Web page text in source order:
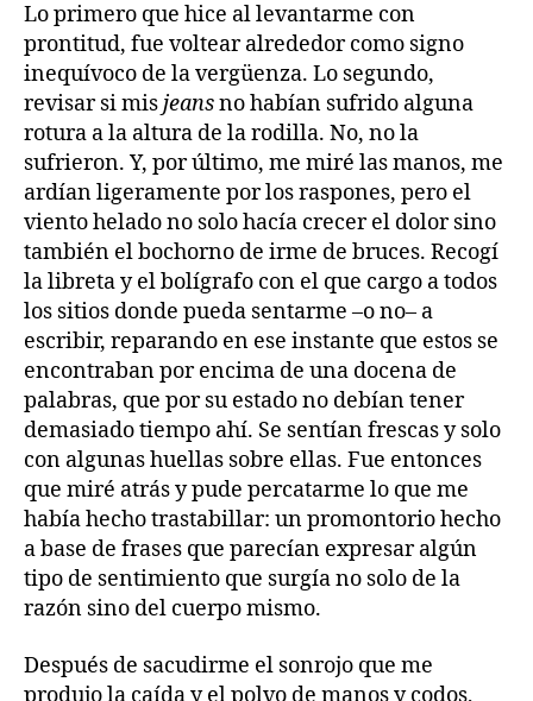
Lo primero que hice al levantarme con
prontitud, fue voltear alrededor como signo
inequívoco de la vergüenza. Lo segundo,
revisar si misjeansno habían sufrido alguna
rotura a la altura de la rodilla. No, no la
sufrieron. Y, por último, me miré las manos, me
ardían ligeramente por los raspones, pero el
viento helado no solo hacía crecer el dolor sino
también el bochorno de irme de bruces. Recogí
la libreta y el bolígrafo con el que cargo a todos
los sitios donde pueda sentarme –o no– a
escribir, reparando en ese instante que estos se
encontraban por encima de una docena de
palabras, que por su estado no debían tener
demasiado tiempo ahí. Se sentían frescas y solo
con algunas huellas sobre ellas. Fue entonces
que miré atrás y pude percatarme lo que me
había hecho trastabillar: un promontorio hecho
a base de frases que parecían expresar algún
tipo de sentimiento que surgía no solo de la
razón sino del cuerpo mismo.
Después de sacudirme el sonrojo que me